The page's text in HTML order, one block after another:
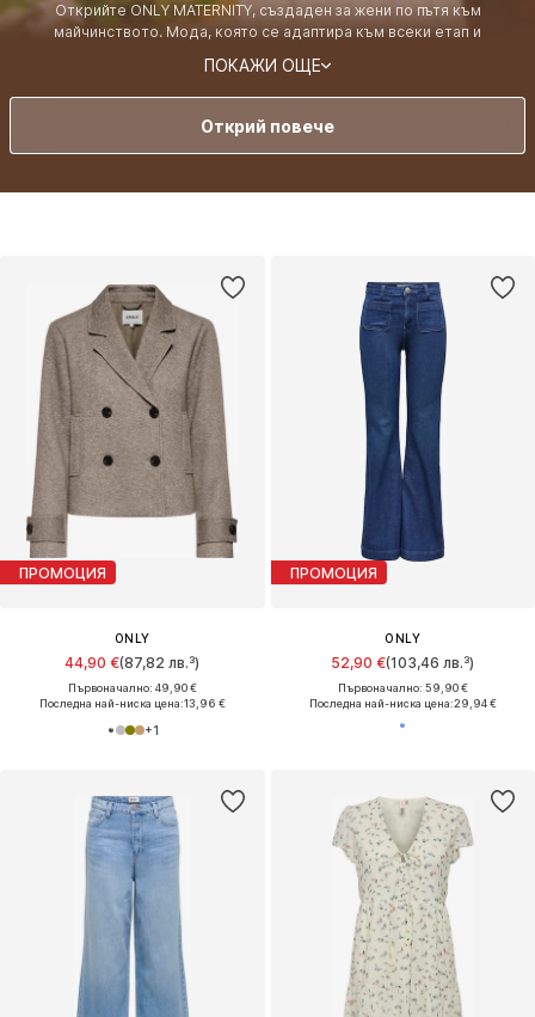
ПРОМОЦИЯ
ONLY
44,90 €(87,82 лв.³)
Първоначално: 49,90 €
Последна най-ниска цена:13,96 €
+1
ПРОМОЦИЯ
ONLY
52,90 €(103,46 лв.³)
Първоначално: 59,90 €
Последна най-ниска цена:29,94 €
Открийте ONLY MATERNITY, създаден за жени по пътя към
майчинството. Мода, която се адаптира към всеки етап и
и подкрепяна от бременността до появата на бебето.
ПОКАЖИ ОЩЕ
Открий повече